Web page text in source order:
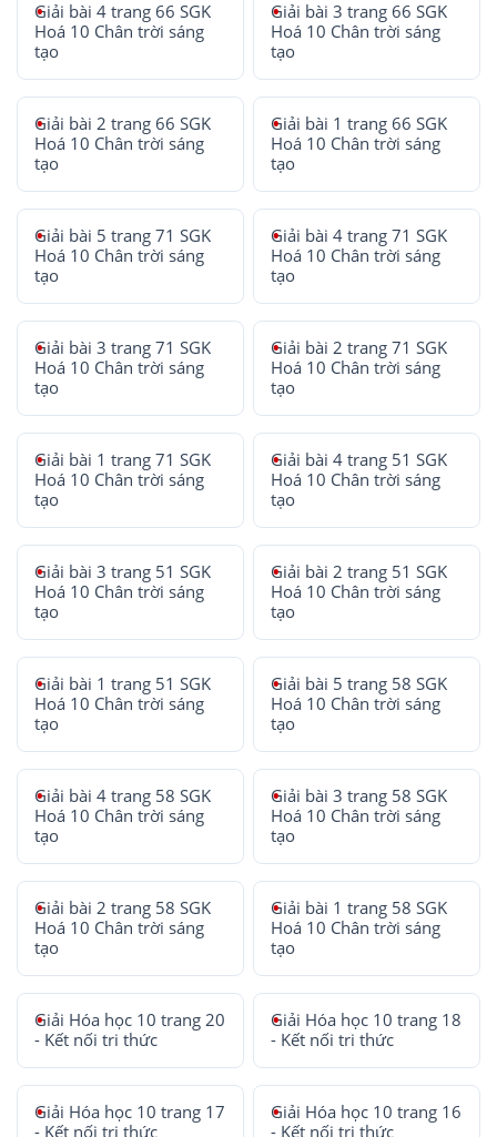
Giải bài 4 trang 66 SGK
Hoá 10 Chân trời sáng
tạo
Giải bài 3 trang 66 SGK
Hoá 10 Chân trời sáng
tạo
Giải bài 2 trang 66 SGK
Hoá 10 Chân trời sáng
tạo
Giải bài 1 trang 66 SGK
Hoá 10 Chân trời sáng
tạo
Giải bài 5 trang 71 SGK
Hoá 10 Chân trời sáng
tạo
Giải bài 4 trang 71 SGK
Hoá 10 Chân trời sáng
tạo
Giải bài 3 trang 71 SGK
Hoá 10 Chân trời sáng
tạo
Giải bài 2 trang 71 SGK
Hoá 10 Chân trời sáng
tạo
Giải bài 1 trang 71 SGK
Hoá 10 Chân trời sáng
tạo
Giải bài 4 trang 51 SGK
Hoá 10 Chân trời sáng
tạo
Giải bài 3 trang 51 SGK
Hoá 10 Chân trời sáng
tạo
Giải bài 2 trang 51 SGK
Hoá 10 Chân trời sáng
tạo
Giải bài 1 trang 51 SGK
Hoá 10 Chân trời sáng
tạo
Giải bài 5 trang 58 SGK
Hoá 10 Chân trời sáng
tạo
Giải bài 4 trang 58 SGK
Hoá 10 Chân trời sáng
tạo
Giải bài 3 trang 58 SGK
Hoá 10 Chân trời sáng
tạo
Giải bài 2 trang 58 SGK
Hoá 10 Chân trời sáng
tạo
Giải bài 1 trang 58 SGK
Hoá 10 Chân trời sáng
tạo
Giải Hóa học 10 trang 20
- Kết nối tri thức
Giải Hóa học 10 trang 18
- Kết nối tri thức
Giải Hóa học 10 trang 17
- Kết nối tri thức
Giải Hóa học 10 trang 16
- Kết nối tri thức